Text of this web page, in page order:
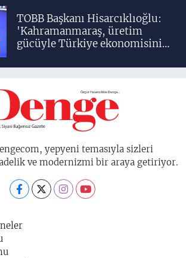
TOBB Başkanı Hisarcıklıoğlu:
'Kahramanmaraş, üretim
gücüyle Türkiye ekonomisinin
birisidir'
yepyeni temasıyla sizleri
ve modernizmi bir araya getiriyor.